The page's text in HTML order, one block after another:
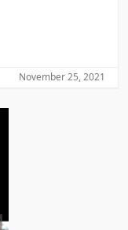
November 25, 2021